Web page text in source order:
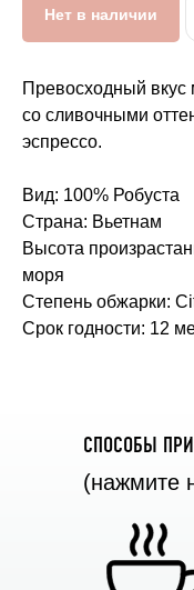
Нет в наличии
Превосходный вкус
со сливочными
эспрессо.
Вид: 100% Робуста
Страна: Вьетнам
Высота
моря
Степень обжарки:
Срок годности: 12
CПОСОБЫ
(нажмите